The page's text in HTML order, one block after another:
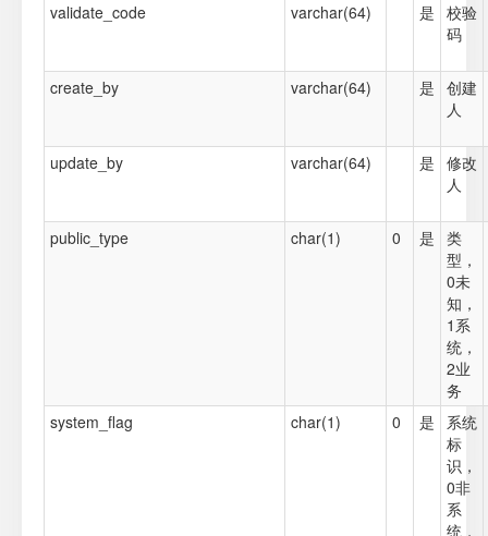
validate_code
varchar(64) 是 校验
码
create_by varchar(64) 是 创建
人
update_by varchar(64) 是 修改
人
public_type char(1) 0 是 类
型，
0未
知，
1系
统，
2业
务
system_flag
char(1) 0 是
系统
标
识，
0非
系
统，